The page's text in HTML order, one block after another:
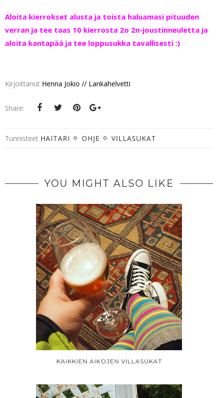
Aloita kierrokset alusta ja toista haluamasi pituuden
verran ja tee taas 10 kierrosta 2o 2n-joustinneuletta ja
aloita kantapää ja tee loppusukka tavallisesti :)
Kirjoittanut Henna Jokio // Lankahelvetti
Share:
Tunnisteet HAITARI OHJE VILLASUKAT
YOU MIGHT ALSO LIKE
KAIKKIEN AIKOJEN VILLASUKAT